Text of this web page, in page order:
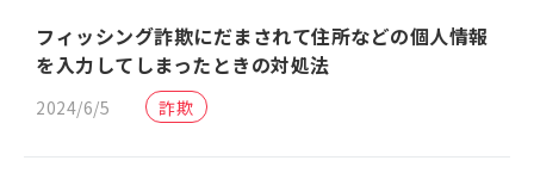
フィッシング詐欺にだまされて住所などの個人情報
を入力してしまったときの対処法
2024/6/5 詐欺